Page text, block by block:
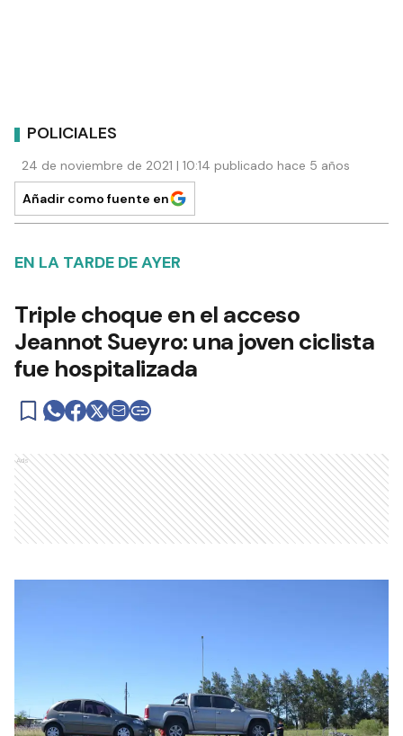
POLICIALES
24 de noviembre de 2021 | 10:14 publicado hace 5 años
Añadir como fuente en
EN LA TARDE DE AYER
Triple choque en el acceso
Jeannot Sueyro: una joven ciclista
fue hospitalizada
Ads